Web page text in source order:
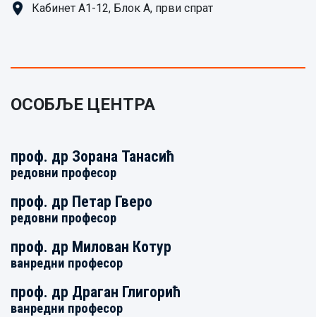
Кабинет А1-12, Блок А, први спрат
ОСОБЉЕ ЦЕНТРА
проф. др Зорана Танасић
редовни професор
проф. др Петар Гверо
редовни професор
проф. др Милован Котур
ванредни професор
проф. др Драган Глигорић
ванредни професор